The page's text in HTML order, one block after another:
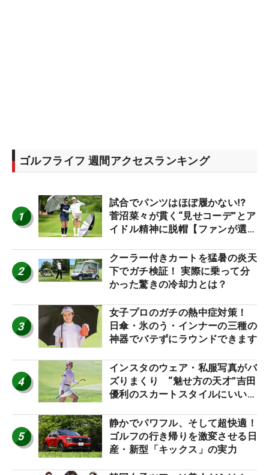
ゴルフライフ 週間アクセスランキング
1
試合でパンツはほぼ履かない⁉
菅沼菜々が貫く“見せコーデ”とア
イドル精神に脱帽【ファンが選ぶ
2
クーラー付きカートを猛暑の炎天
下でガチ検証！ 実際に乗って分
かった驚きの冷却力とは？
3
女子プロのガチの熱中症対策！
日傘・氷のう・インナーの三種の
神器でバテずにラウンドできます
4
インスタのウェア・私服写真がバ
ズりまくり “魅せ方の天才”吉田
優利のスカートスタイルにいい
5
静かでパワフル、そして超快適！
ゴルフの行き帰りを激変させる日
産・新型「キックス」の実力